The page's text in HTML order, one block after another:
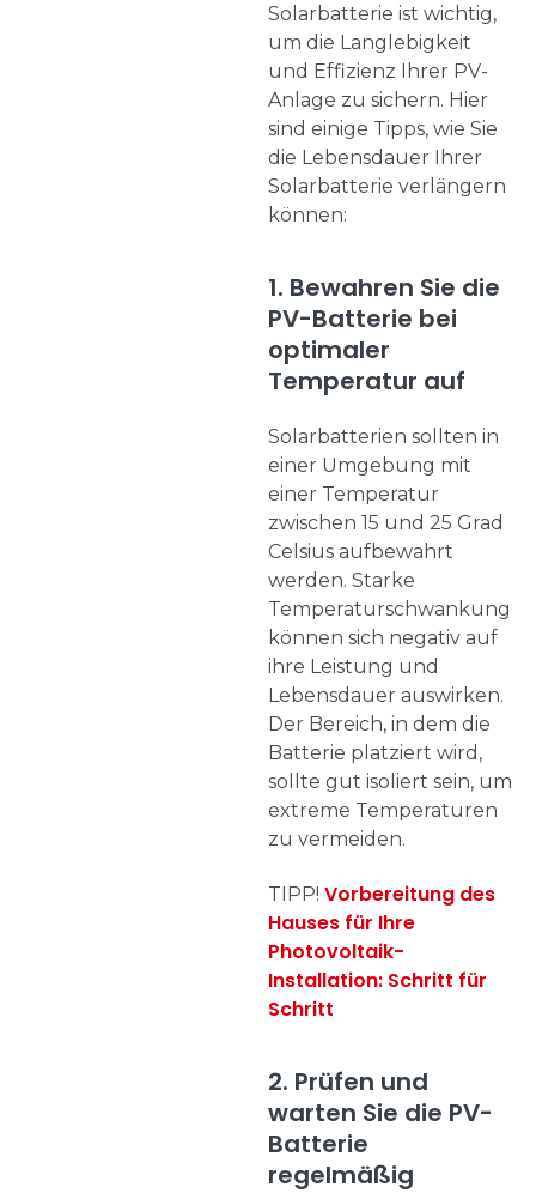
Solarbatterie ist wichtig,
um die Langlebigkeit
und Effizienz Ihrer PV-
Anlage zu sichern. Hier
sind einige Tipps, wie Sie
die Lebensdauer Ihrer
Solarbatterie verlängern
können:
1. Bewahren Sie die
PV-Batterie bei
optimaler
Temperatur auf
Solarbatterien sollten in
einer Umgebung mit
einer Temperatur
zwischen 15 und 25 Grad
Celsius aufbewahrt
werden. Starke
Temperaturschwankungen
können sich negativ auf
ihre Leistung und
Lebensdauer auswirken.
Der Bereich, in dem die
Batterie platziert wird,
sollte gut isoliert sein, um
extreme Temperaturen
zu vermeiden.
TIPP! Vorbereitung des
Hauses für Ihre
Photovoltaik-
Installation: Schritt für
Schritt
2. Prüfen und
warten Sie die PV-
Batterie
regelmäßig